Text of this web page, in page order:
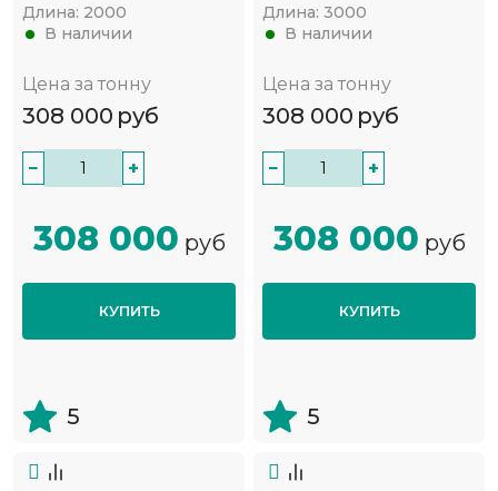
Длина: 2000
В наличии
Цена за тонну
308 000 руб
− +
308 000 руб
КУПИТЬ
5
Длина: 3000
В наличии
Цена за тонну
308 000 руб
− +
308 000 руб
КУПИТЬ
5